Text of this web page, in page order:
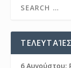
6 Αυγούστου: